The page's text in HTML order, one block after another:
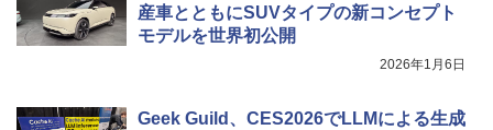
産車とともにSUVタイプの新コンセプト
モデルを世界初公開
2026年1月6日
Geek Guild、CES2026でLLMによる生成